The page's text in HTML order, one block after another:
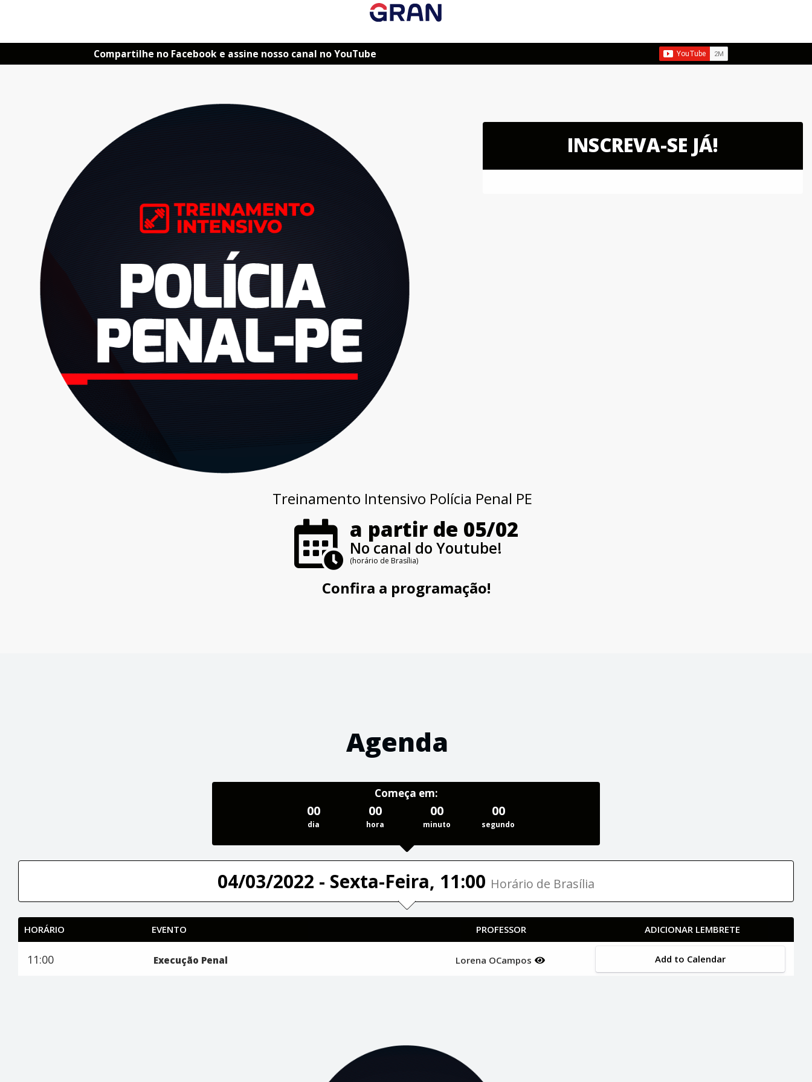
Compartilhe no Facebook e assine nosso canal no YouTube
INSCREVA-SE JÁ!
Treinamento Intensivo Polícia Penal PE
a partir de 05/02
No canal do Youtube!
(horário de Brasília)
Confira a programação!
Agenda
Começa em:
00
dia
00
hora
00
minuto
00
segundo
04/03/2022 - Sexta-Feira, 11:00 Horário de Brasília
HORÁRIO EVENTO PROFESSOR ADICIONAR LEMBRETE
11:00 Execução Penal Lorena OCampos Add to Calendar